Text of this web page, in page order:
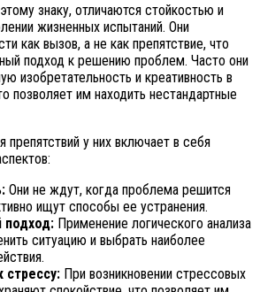
знаку, отличаются стойкостью и
жизненных испытаний. Они
как вызов, а не как препятствие, что
подход к решению проблем. Часто они
изобретательность и креативность в
позволяет им находить нестандартные
препятствий у них включает в себя
Они не ждут, когда проблема решится
ищут способы ее устранения.
подход: Применение логического анализа
ситуацию и выбрать наиболее
стрессу: При возникновении стрессовых